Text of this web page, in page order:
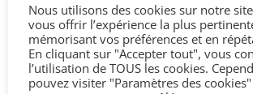
Fév
Nous utilisons des cookies sur notre
vous offrir l’expérience la plus
mémorisant vos préférences et en
En cliquant sur "Accepter tout", vous
l’utilisation de TOUS les cookies.
pouvez visiter "Paramètres des